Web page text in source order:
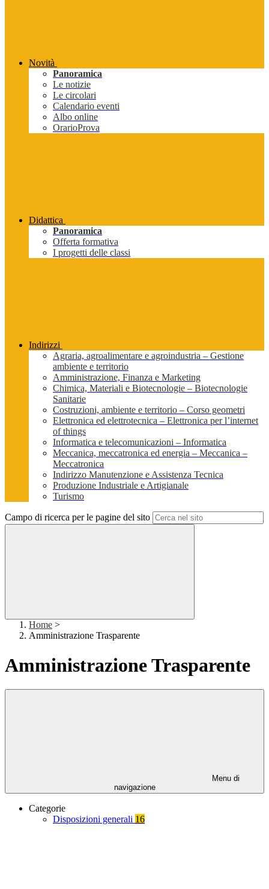
Novità
Panoramica
Le notizie
Le circolari
Calendario eventi
Albo online
OrarioProva
Didattica
Panoramica
Offerta formativa
I progetti delle classi
Indirizzi
Agraria, agroalimentare e agroindustria – Gestione
ambiente e territorio
Amministrazione, Finanza e Marketing
Chimica, Materiali e Biotecnologie – Biotecnologie
Sanitarie
Costruzioni, ambiente e territorio – Corso geometri
Elettronica ed elettrotecnica – Elettronica per l’internet
of things
Informatica e telecomunicazioni – Informatica
Meccanica, meccatronica ed energia – Meccanica –
Meccatronica
Indirizzo Manutenzione e Assistenza Tecnica
Produzione Industriale e Artigianale
Turismo
Campo di ricerca per le pagine del sito
Home >
Amministrazione Trasparente
Amministrazione Trasparente
Menu di
navigazione
Categorie
Disposizioni generali 16